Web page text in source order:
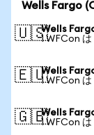
Wells Fargo
🇺🇸Wells
1 WFCon
🇪🇺Wells
1 WFCon
🇬🇧Wells
1 WFCon